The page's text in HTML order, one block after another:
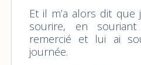
Et il m’a alors dit que
sourire, en
remercié et lui ai
journée.